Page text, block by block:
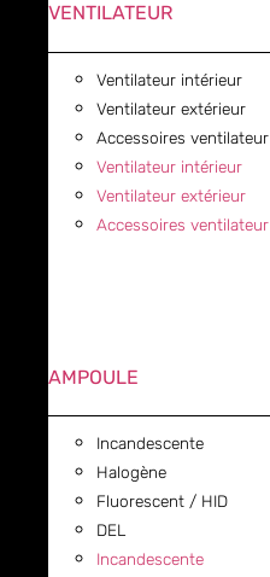
VENTILATEUR
Ventilateur intérieur
Ventilateur extérieur
Accessoires ventilateur
Ventilateur intérieur
Ventilateur extérieur
Accessoires ventilateur
AMPOULE
Incandescente
Halogène
Fluorescent / HID
DEL
Incandescente